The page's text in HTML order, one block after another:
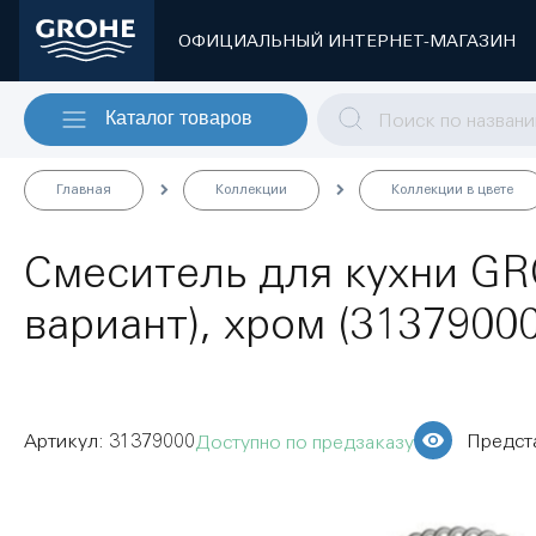
ОФИЦИАЛЬНЫЙ ИНТЕРНЕТ-МАГАЗИН
Каталог товаров
Главная Коллекции Коллекции в цвете
Смеситель для кухни
вариант), хром
Доступно по предзаказу
31379000